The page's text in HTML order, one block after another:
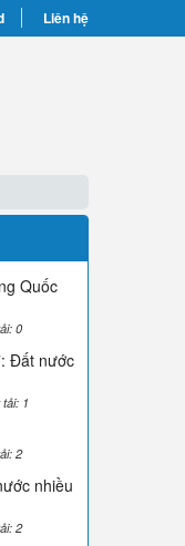
Liên hệ
Quốc
0
Đất nước
1
2
nhiều
2